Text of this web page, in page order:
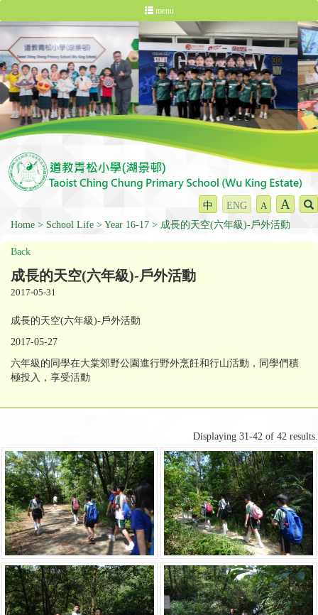
menu
中 ENG A A
Home School Life Year 16-17 成長的天空(六年級)-戶外活動
Back
成長的天空(六年級)-戶外活動
2017-05-31
成長的天空(六年級)-戶外活動
2017-05-27
六年級的同學在大棠郊野公園進行野外烹飪和行山活動，同學們積
極投入，享受活動
Displaying 31-42 of 42 results.